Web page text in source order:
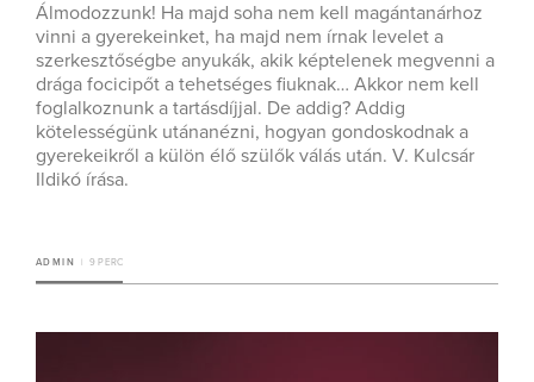
Álmodozzunk! Ha majd soha nem kell magántanárhoz
vinni a gyerekeinket, ha majd nem írnak levelet a
szerkesztőségbe anyukák, akik képtelenek megvenni a
drága focicipőt a tehetséges fiuknak… Akkor nem kell
foglalkoznunk a tartásdíjjal. De addig? Addig
kötelességünk utánanézni, hogyan gondoskodnak a
gyerekeikről a külön élő szülők válás után. V. Kulcsár
Ildikó írása.
ADMIN 9 PERC